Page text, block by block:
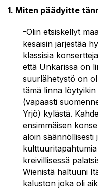
1. Miten päädyitte
-Olin etsiskellyt
kesäisin järjestää
klassisia
että Unkarissa on
suurlähetystö on
tämä linna
(vapaasti
Yrjö) kylästä.
ensimmäisen
aloin säännöllisesti
kreivillisessä
Wienistä haltuuni
kaluston joka oli